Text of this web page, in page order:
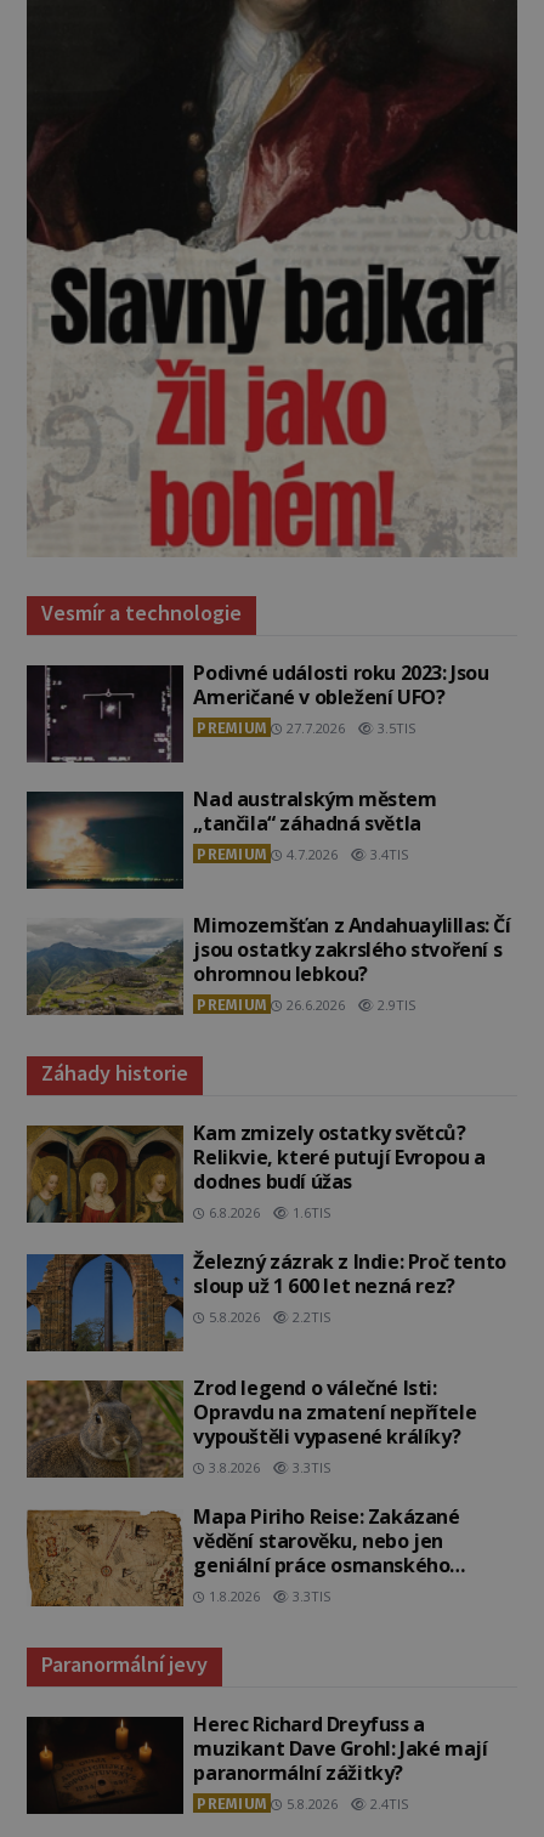
Vesmír a technologie
Podivné události roku 2023: Jsou
Američané v obležení UFO?
PREMIUM 27.7.2026 3.5TIS
Nad australským městem
„tančila“ záhadná světla
PREMIUM 4.7.2026 3.4TIS
Mimozemšťan z Andahuaylillas: Čí
jsou ostatky zakrslého stvoření s
ohromnou lebkou?
PREMIUM 26.6.2026 2.9TIS
Záhady historie
Kam zmizely ostatky světců?
Relikvie, které putují Evropou a
dodnes budí úžas
6.8.2026 1.6TIS
Železný zázrak z Indie: Proč tento
sloup už 1 600 let nezná rez?
5.8.2026 2.2TIS
Zrod legend o válečné lsti:
Opravdu na zmatení nepřítele
vypouštěli vypasené králíky?
3.8.2026 3.3TIS
Mapa Piriho Reise: Zakázané
vědění starověku, nebo jen
geniální práce osmanského
admirála?
1.8.2026 3.3TIS
Paranormální jevy
Herec Richard Dreyfuss a
muzikant Dave Grohl: Jaké mají
paranormální zážitky?
PREMIUM 5.8.2026 2.4TIS